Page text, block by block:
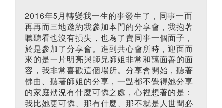
2016年5月轉變我一生的事發生了，同事一而
再再而三地邀約我參加本門的分享會，我抱著
聽聽看也沒有損失，也為了賣同事一個面子，
於是參加了分享會。進到共心會所時，迎面而
來的是一片明亮與師兄師姐非常和藹面善的面
容，我非常喜歡這個場所。分享會開始，聽著
佛曲、聽著師姐的分享，一點都不覺得她分享
的家庭狀況有什麼可憐之處，心裡想著的是：
我比她更可憐、那有什麼、那不就是人世間必